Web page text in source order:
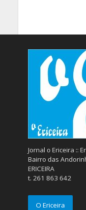
Jornal o Ericeira ::
Bairro das
ERICEIRA
t. 261 863 642
O Ericeira